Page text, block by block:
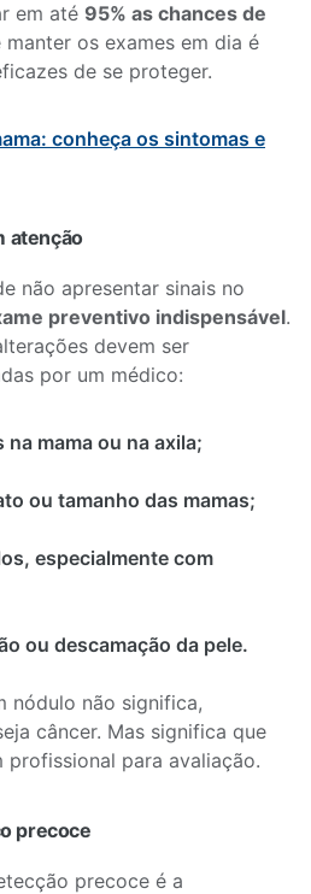
em até 95% as chances de
os exames em dia é
de se proteger.
conheça os sintomas e
atenção
não apresentar sinais no
preventivo indispensável.
devem ser
por um médico:
mama ou na axila;
ou tamanho das mamas;
especialmente com
ou descamação da pele.
nódulo não significa,
câncer. Mas significa que
para avaliação.
precoce
precoce é a